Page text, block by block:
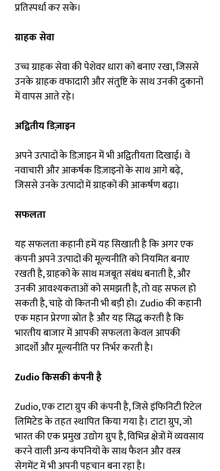
प्रतिस्पर्धा कर सके।
ग्राहक सेवा
उच्च ग्राहक सेवा की पेशेवर धारा को बनाए रखा, जिससे
उनके ग्राहक वफादारी और संतुष्टि के साथ उनकी दुकानों
में वापस आते रहे।
अद्वितीय डिज़ाइन
अपने उत्पादों के डिज़ाइन में भी अद्वितीयता दिखाई। वे
नवाचारी और आकर्षक डिज़ाइनों के साथ आगे बढ़े,
जिससे उनके उत्पादों में ग्राहकों की आकर्षण बढ़ा।
सफलता
यह सफलता कहानी हमें यह सिखाती है कि अगर एक
कंपनी अपने उत्पादों की मूल्यनीति को नियमित बनाए
रखती है, ग्राहकों के साथ मजबूत संबंध बनाती है, और
उनकी आवश्यकताओं को समझती है, तो वह सफल हो
सकती है, चाहे वो कितनी भी बड़ी हो। Zudio की कहानी
एक महान प्रेरणा स्रोत है और यह सिद्ध करती है कि
भारतीय बाजार में आपकी सफलता केवल आपकी
आदर्शों और मूल्यनीति पर निर्भर करती है।
Zudio किसकी कंपनी है
Zudio, एक टाटा ग्रुप की कंपनी है, जिसे इंफिनिटी रिटेल
लिमिटेड के तहत स्थापित किया गया है। टाटा ग्रुप, जो
भारत की एक प्रमुख उद्योग ग्रुप है, विभिन्न क्षेत्रों में व्यवसाय
करने वाली अन्य कंपनियों के साथ फैशन और वस्त्र
सेगमेंट में भी अपनी पहचान बना रहा है।